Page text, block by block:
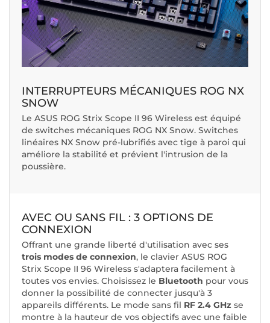
INTERRUPTEURS MÉCANIQUES ROG NX
SNOW
Le ASUS ROG Strix Scope II 96 Wireless est équipé
de switches mécaniques ROG NX Snow. Switches
linéaires NX Snow pré-lubrifiés avec tige à paroi qui
améliore la stabilité et prévient l'intrusion de la
poussière.
AVEC OU SANS FIL : 3 OPTIONS DE
CONNEXION
Offrant une grande liberté d'utilisation avec ses
trois modes de connexion, le clavier ASUS ROG
Strix Scope II 96 Wireless s'adaptera facilement à
toutes vos envies. Choisissez le Bluetooth pour vous
donner la possibilité de connecter jusqu'à 3
appareils différents. Le mode sans fil RF 2.4 GHz se
montre à la hauteur de vos objectifs avec une faible